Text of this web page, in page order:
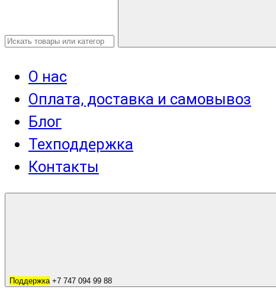
О нас
Оплата, доставка и самовывоз
Блог
Техподдержка
Контакты
Поддержка+7 747 094 99 88